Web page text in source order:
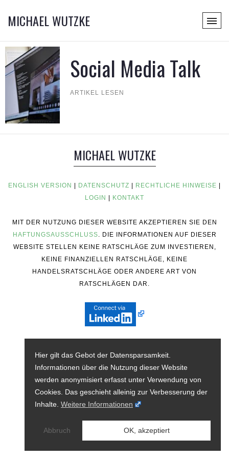
MICHAEL WUTZKE
Social Media Talk
ARTIKEL LESEN
MICHAEL WUTZKE
ENGLISH VERSION DATENSCHUTZ RECHTLICHE HINWEISE
LOGIN
KONTAKT
MIT DER NUTZUNG DIESER WEBSITE AKZEPTIEREN SIE DEN
HAFTUNGSAUSSCHLUSS. DIE INFORMATIONEN AUF DIESER
WEBSITE STELLEN KEINE RATSCHLÄGE ZUM INVESTIEREN,
KEINE FINANZIELLEN RATSCHLÄGE, KEINE
HANDELSRATSCHLÄGE ODER ANDERE ART VON
RATSCHLÄGEN DAR.
Hier gilt das Gebot der Datensparsamkeit.
Informationen über die Nutzung dieser Website
werden anonymisiert erfasst unter Verwendung von
Cookies. Das geschieht alleinig zur Verbesserung der
Inhalte. Weitere Informationen
Abbruch OK, akzeptiert